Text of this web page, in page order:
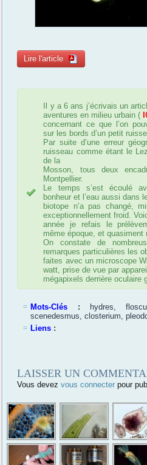
Lire l'article
Il y a 6 ans j’écrivais un
aventures en milieu urbain (
concernant ce que l’on
sur les bords d’un petit
Par suite d’une erreur
ruisseau comme étant le
de la
Mosson, tous deux
Montpellier.
Le temps s’est écoulé
bonheur et l’eau aussi dans
biotope n’a pas changé,
exceptionnellement froid.
année je refais le
même époque, et quasiment
On constate de
remarques particulières les
faites avec un microscope
watt, prise de vue par
mégapixels derrière oculaire
Mots-Clés : hydres,
scenedesmus, closterium,
Liens :
LAISSER UN
Vous devezvous connecter pour